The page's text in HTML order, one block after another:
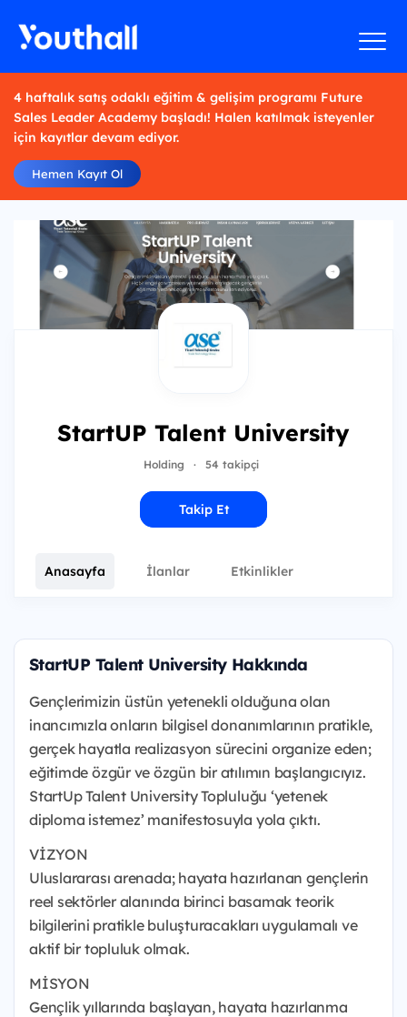
4 haftalık satış odaklı eğitim & gelişim programı Future
Sales Leader Academy başladı! Halen katılmak isteyenler
için kayıtlar devam ediyor.
Hemen Kayıt Ol
StartUP Talent University
Holding · 54 takipçi
Takip Et
Anasayfa İlanlar Etkinlikler
StartUP Talent University Hakkında
Gençlerimizin üstün yetenekli olduğuna olan
inancımızla onların bilgisel donanımlarının pratikle,
gerçek hayatla realizasyon sürecini organize eden;
eğitimde özgür ve özgün bir atılımın başlangıcıyız.
StartUp Talent University Topluluğu ‘yetenek
diploma istemez’ manifestosuyla yola çıktı.
VİZYON
Uluslararası arenada; hayata hazırlanan gençlerin
reel sektörler alanında birinci basamak teorik
bilgilerini pratikle buluşturacakları uygulamalı ve
aktif bir topluluk olmak.
MİSYON
Gençlik yıllarında başlayan, hayata hazırlanma